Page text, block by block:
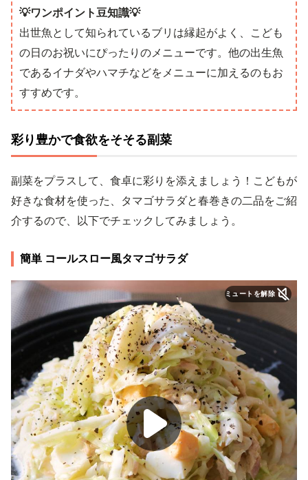
💡ワンポイント豆知識💡
出世魚として知られているブリは縁起がよく、こども
の日のお祝いにぴったりのメニューです。他の出生魚
であるイナダやハマチなどをメニューに加えるのもお
すすめです。
彩り豊かで食欲をそそる副菜
副菜をプラスして、食卓に彩りを添えましょう！こどもが
好きな食材を使った、タマゴサラダと春巻きの二品をご紹
介するので、以下でチェックしてみましょう。
簡単 コールスロー風タマゴサラダ
ミュートを解除